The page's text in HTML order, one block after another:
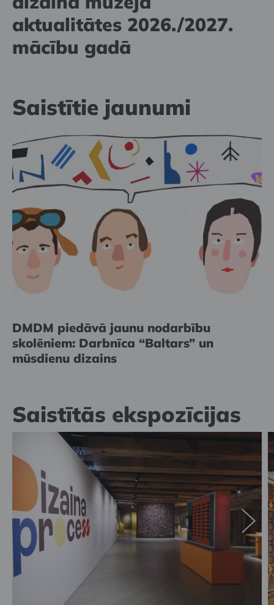
aktualitātes 2026./2027.
mācību gadā
Saistītie jaunumi
DMDM piedāvā jaunu nodarbību
skolēniem: Darbnīca “Baltars” un
mūsdienu dizains
Saistītās ekspozīcijas